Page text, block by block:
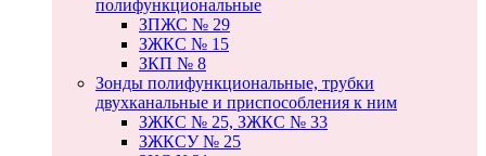
полифункциональные
ЗПЖС № 29
ЗЖКС № 15
ЗКП № 8
Зонды полифункциональные, трубки
двухканальные и приспособления к ним
ЗЖКС № 25, ЗЖКС № 33
ЗЖКСУ № 25